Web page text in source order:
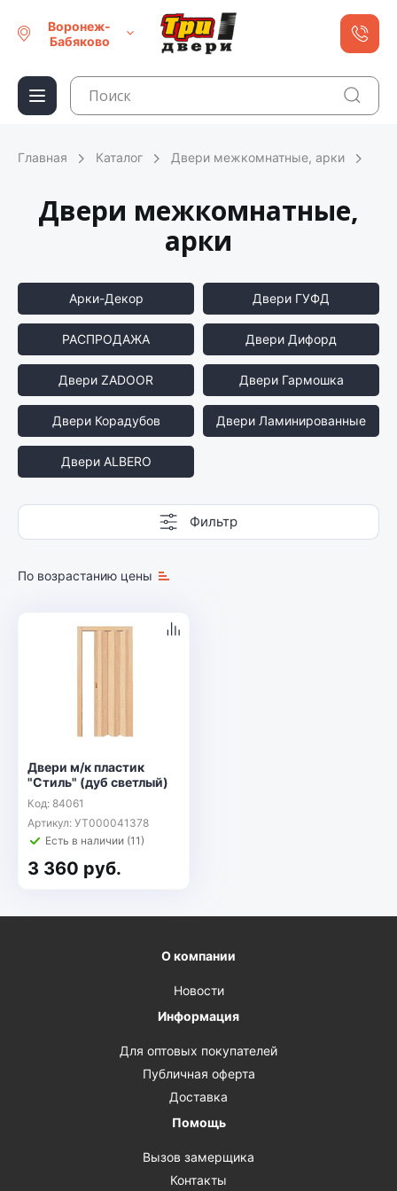
Воронеж-
Бабяково
Главная Каталог Двери межкомнатные, арки
Двери межкомнатные,
арки
Арки-Декор Двери ГУФД
РАСПРОДАЖА Двери Дифорд
Двери ZADOOR Двери Гармошка
Двери Корадубов Двери Ламинированные
Двери ALBERO
Фильтр
По возрастанию цены
Двери м/к пластик
"Стиль" (дуб светлый)
Код: 84061
Артикул: УТ000041378
Есть в наличии (11)
3 360 руб.
О компании
Новости
Информация
Для оптовых покупателей
Публичная оферта
Доставка
Помощь
Вызов замерщика
Контакты